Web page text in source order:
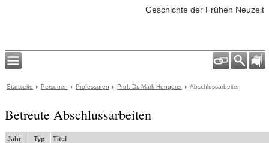
Geschichte der Frühen Neuzeit
Startseite Personen Professoren Prof. Dr. Mark Hengerer Abschlussarbeiten
Betreute Abschlussarbeiten
Jahr Typ Titel